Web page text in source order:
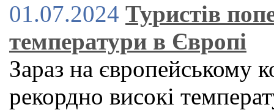
01.07.2024 Туристів
температури в Європі
Зараз на європейському
рекордно високі